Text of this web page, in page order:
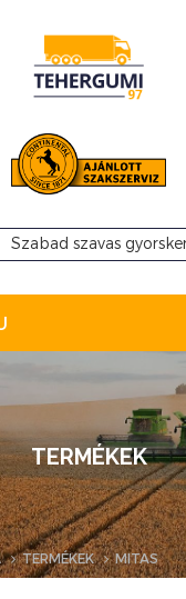
TERMÉKEK
TERMÉKEK MITAS